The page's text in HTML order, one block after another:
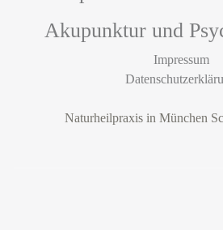
Akupunktur und
Impressum
Naturheilpraxis in München